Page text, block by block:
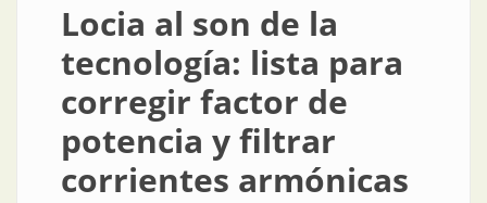
Locia al son de la
tecnología: lista para
corregir factor de
potencia y filtrar
corrientes armónicas